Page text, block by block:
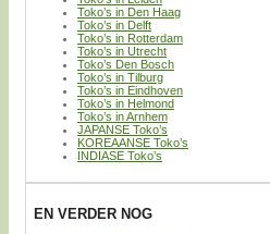
Toko’s in Den Haag
Toko’s in Delft
Toko’s in Rotterdam
Toko’s in Utrecht
Toko’s Den Bosch
Toko’s in Tilburg
Toko’s in Eindhoven
Toko’s in Helmond
Toko’s in Arnhem
JAPANSE Toko’s
KOREAANSE Toko’s
INDIASE Toko’s
EN VERDER NOG